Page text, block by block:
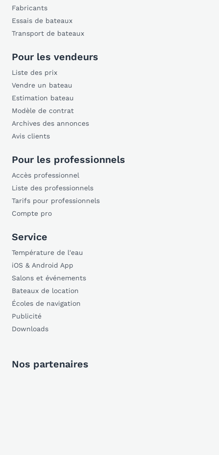
Fabricants
Essais de bateaux
Transport de bateaux
Pour les vendeurs
Liste des prix
Vendre un bateau
Estimation bateau
Modèle de contrat
Archives des annonces
Avis clients
Pour les professionnels
Accès professionnel
Liste des professionnels
Tarifs pour professionnels
Compte pro
Service
Température de l'eau
iOS & Android App
Salons et événements
Bateaux de location
Écoles de navigation
Publicité
Downloads
Nos partenaires